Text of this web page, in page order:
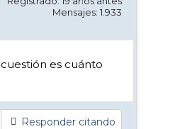
Mensajes: 1.933
es cuánto
Responder citando